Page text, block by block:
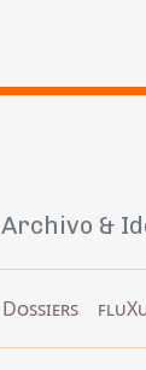
Archivo &
Dossiers